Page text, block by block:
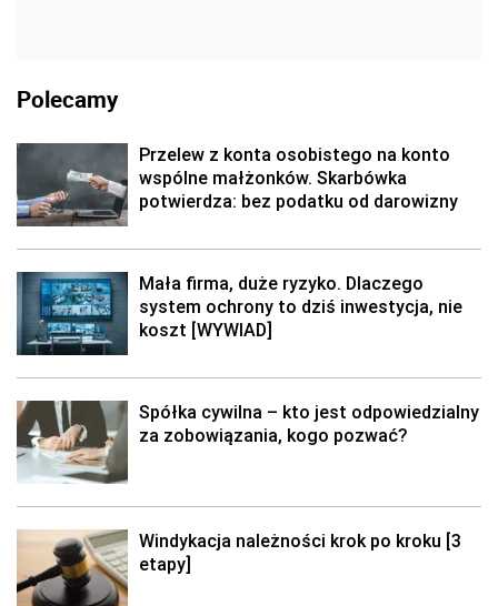
Polecamy
Przelew z konta osobistego na konto
wspólne małżonków. Skarbówka
potwierdza: bez podatku od darowizny
Mała firma, duże ryzyko. Dlaczego
system ochrony to dziś inwestycja, nie
koszt [WYWIAD]
Spółka cywilna – kto jest odpowiedzialny
za zobowiązania, kogo pozwać?
Windykacja należności krok po kroku [3
etapy]